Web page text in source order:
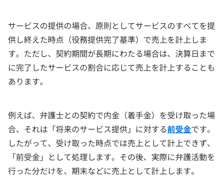
サービスの提供の場合、原則としてサービスのすべてを提
供し終えた時点（役務提供完了基準）で売上を計上しま
す。ただし、契約期間が長期にわたる場合は、決算日まで
に完了したサービスの割合に応じて売上を計上することも
あります。
例えば、弁護士との契約で内金（着手金）を受け取った場
合、それは「将来のサービス提供」に対する前受金です。
したがって、受け取った時点では売上として計上できず、
「前受金」として処理します。その後、実際に弁護活動を
行った分だけを、期末などに売上として計上します。